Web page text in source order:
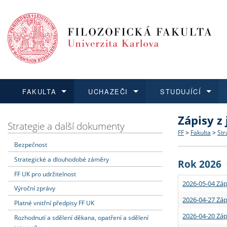
FAKULTA
Dozvědět se více
Struktura
Strategie
Podpora
UCHAZEČI
Podat přihlášku
Co
Učitelské
STUDUJÍCÍ
Dozvědět se více
Rigorózní
Dozvědět se více
O vědě a
Granty a
Dozvědět se více
Aktuální
Strategie a další dokumenty
Bezpečnost
Strategické a dlouhodobé záměry
FF UK pro udržitelnost
Výroční zprávy
Platné vnitřní předpisy FF UK
Rozhodnutí a sdělení děkana, opatření a sdělení
Zápisy
FF > Fakulta >
Rok 2026
2026-05-04
2026-04-27
2026-04-20